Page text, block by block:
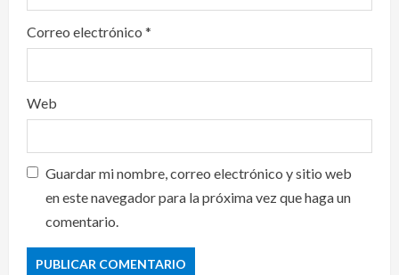
Correo electrónico *
Web
Guardar mi nombre, correo electrónico y sitio web
en este navegador para la próxima vez que haga un
comentario.